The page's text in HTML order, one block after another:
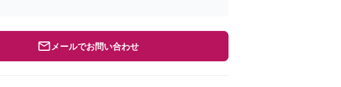
メールでお問い合わせ